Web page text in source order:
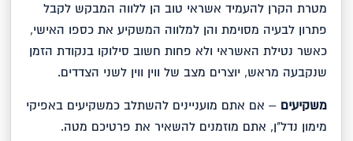
מטרת הקרן להעמיד אשראי טוב הן ללווה המבקש לקבל
פתרון לבעיה מסוימת והן למלווה המשקיע את כספו האישי,
כאשר נטילת האשראי ולא פחות חשוב סילוקו בנקודת הזמן
שנקבעה מראש, יוצרים מצב של ווין ווין לשני הצדדים.
משקיעים – אם אתם מועניינים להשתלב כמשקיעים באפיקי
מימון נדל"ן, אתם מוזמנים להשאיר את פרטיכם מטה.